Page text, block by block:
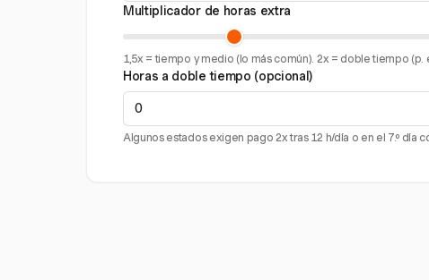
Multiplicador de horas extra
1,5x = tiempo y medio (lo más común). 2x = doble tiempo (p.
Horas a doble tiempo (opcional)
Algunos estados exigen pago 2x tras 12 h/día o en el 7.º día